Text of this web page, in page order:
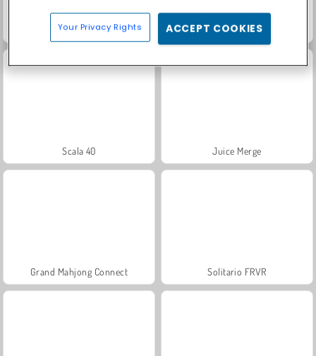
Masha and the Bear: Meadows Royal Story
Scala 40 Juice Merge
Grand Mahjong Connect Solitario FRVR
Your Privacy Rights ACCEPT COOKIES